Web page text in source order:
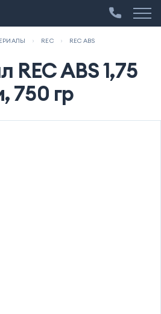
REC REC ABS
REC ABS 1,75
750 гр